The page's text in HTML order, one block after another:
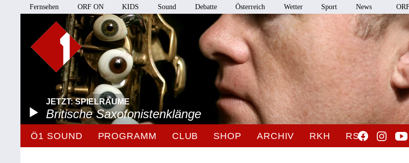
Fernsehen ORF ON KIDS Sound Debatte Österreich Wetter Sport News
JETZT: SPIELRÄUME
Britische Saxofonistenklänge
Ö1 SOUND PROGRAMM CLUB SHOP ARCHIV RKH RSO